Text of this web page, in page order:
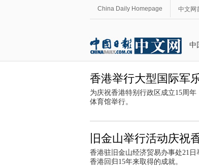
China Daily Homepage 中文网
中
香港举行大型国际军
为庆祝香港特别行政区成立15周
体育馆举行。
旧金山举行活动庆祝
香港驻旧金山经济贸易办事处21
香港回归15年来取得的成就。